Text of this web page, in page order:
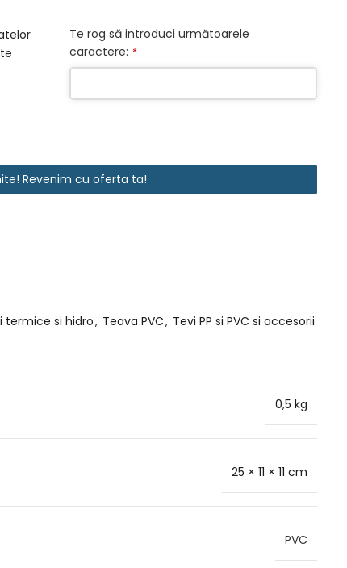
Te rog să introduci următoarele
caractere: *
Revenim cu oferta ta!
termice si hidro, Teava PVC, Tevi PP si PVC si accesorii
0,5 kg
25 × 11 × 11 cm
PVC